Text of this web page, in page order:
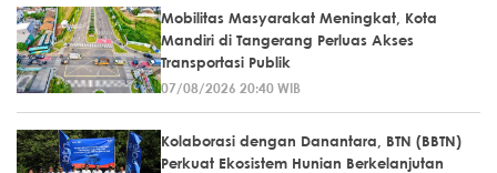
Mobilitas Masyarakat Meningkat, Kota
Mandiri di Tangerang Perluas Akses
Transportasi Publik
07/08/2026 20:40 WIB
Kolaborasi dengan Danantara, BTN (BBTN)
Perkuat Ekosistem Hunian Berkelanjutan